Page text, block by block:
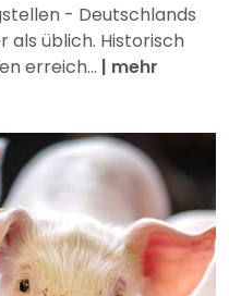
- Deutschlands
als üblich. Historisch
erreich... | mehr